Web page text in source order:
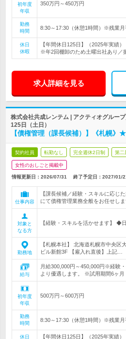
初年度
年収
350万円～450万円
勤務
時間
8:30～17:30（休憩1時間）※残業月
休日
休暇
【年間休日125日】（2025年実績
※年2回棚卸のため土曜出社あり／
求人詳細を見る
株式会社共成レンテム | アクティオグルー
125日（土日）
【債権管理（課長候補）】《札幌》
契約社員 転勤なし 完全週休2日制 第二
女性のおしごと掲載中
情報更新日：2026/07/31 終了予定日： 2027/01/
仕事内容
【課長候補／経験・スキルに応じ
にて債権管理業務全般をお任せしま
対象と
なる方
【経験・スキルを活かせます】
勤務地
【札幌本社】 北海道札幌市中央区
ビル新館3F 【雇入れ直後】上記…
給与
月給300,000円～450,000円※経験
より優遇します。 ※試用期間6ヶ月
初年度
年収
500万円～600万円
勤務
時間
8:30～17:30（休憩1時間）※残業月
休日
【年間休日125日】（2025年実績